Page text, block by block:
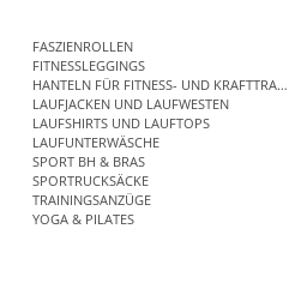
FASZIENROLLEN
FITNESSLEGGINGS
HANTELN FÜR FITNESS- UND
LAUFJACKEN UND LAUFWESTEN
LAUFSHIRTS UND LAUFTOPS
LAUFUNTERWÄSCHE
SPORT BH & BRAS
SPORTRUCKSÄCKE
TRAININGSANZÜGE
YOGA & PILATES